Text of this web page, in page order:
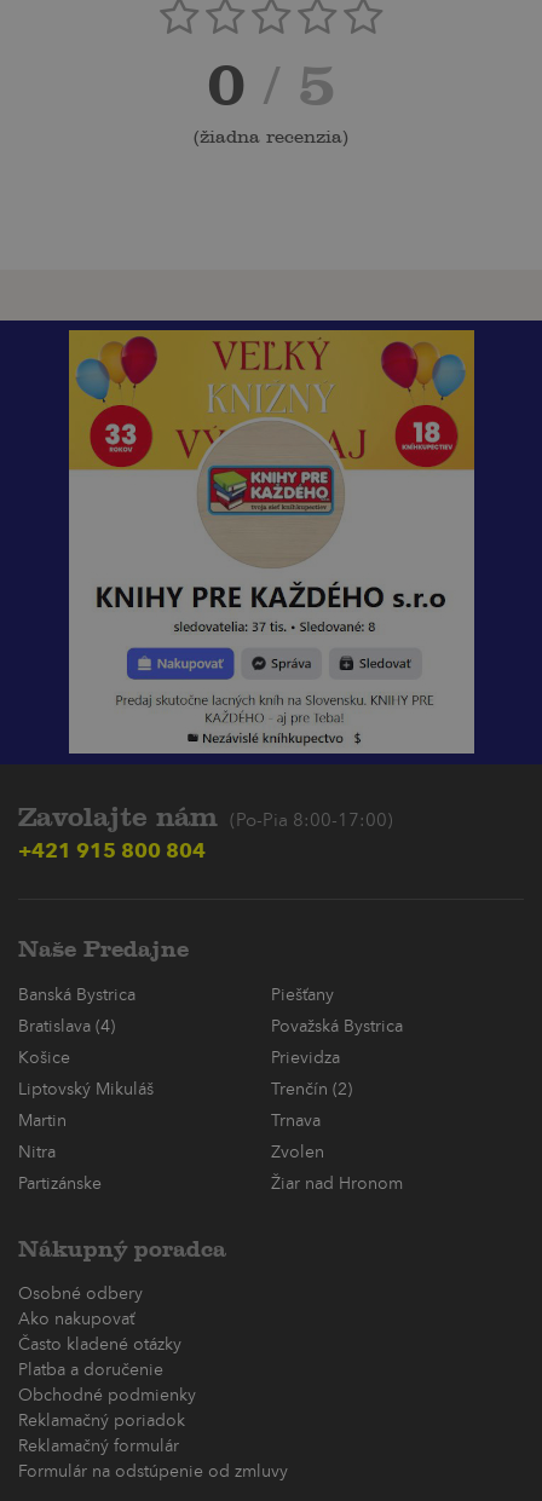
0 / 5
(žiadna recenzia)
Zavolajte nám (Po-Pia 8:00-17:00)
+421 915 800 804
Naše Predajne
Banská Bystrica
Piešťany
Bratislava (4)
Považská Bystrica
Košice
Prievidza
Liptovský Mikuláš
Trenčín (2)
Martin
Trnava
Nitra
Zvolen
Partizánske
Žiar nad Hronom
Nákupný poradca
Osobné odbery
Ako nakupovať
Často kladené otázky
Platba a doručenie
Obchodné podmienky
Reklamačný poriadok
Reklamačný formulár
Formulár na odstúpenie od zmluvy